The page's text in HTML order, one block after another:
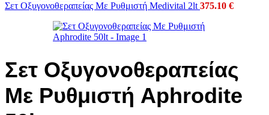
Σετ Οξυγονοθεραπείας Με Ρυθμιστή Medivital 2lt 375.10 €
Σετ Οξυγονοθεραπείας
Με Ρυθμιστή Aphrodite